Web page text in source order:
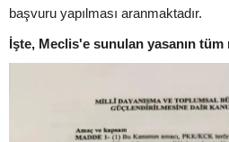
başvuru yapılması aranmaktadır.
İşte, Meclis'e sunulan yasanın tüm